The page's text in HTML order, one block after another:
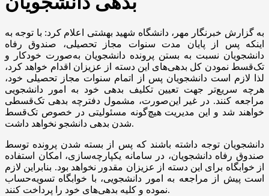
به گزارش خبرنگار مهر، دانشگاه شهید بهشتی اعلام کرد: با توجه به
اینکه پس از پایان مدت سنوات مجاز تحصیلی، صندوق رفاه
دانشجویان نسبت به بستن پرونده دانشجویان به‌صورت خودکار و
تک‌قسط نمودن کل بدهی‌های این دسته از عزیزان اقدام خواهد کرد،
لذا لازم است دانشجویان پس از اتمام سنوات مجاز تحصیلی خود،
هرچه سریع‌تر جهت تعیین تکلیف بدهی خود به امور دانشجویی
مراجعه کنند. در غیر این‌صورت، مشمول دفترچه بدهی تک‌قسطی
خواهند شد و این مدیریت هیچ‌گونه مسئولیتی در خصوص تک‌قسط
شدن بدهی دانشجو نخواهد داشت.
دانشجویان توجه داشته باشند که پس از بسته شدن پرونده توسط
صندوق رفاه دانشجویان، در سامانه یکپارچه‌سازی، امکان استفاده
از خوابگاه برای این دسته از عزیزان مقدور نخواهد بود. بنابراین لازم
است پیش از مراجعه به امور دانشجویی، با خوابگاه تسویه‌حساب
نموده و کلیه بدهی‌های خود را پرداخت کنند.